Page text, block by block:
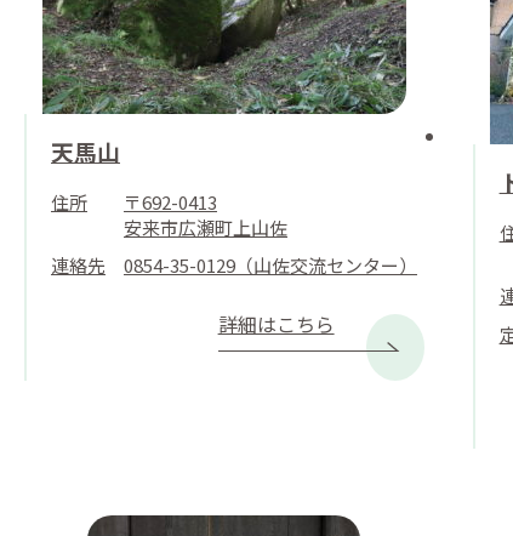
天馬山
住所
〒692-0413
安来市広瀬町上山佐
連絡先
0854-35-0129（山佐交流センター）
詳細はこちら